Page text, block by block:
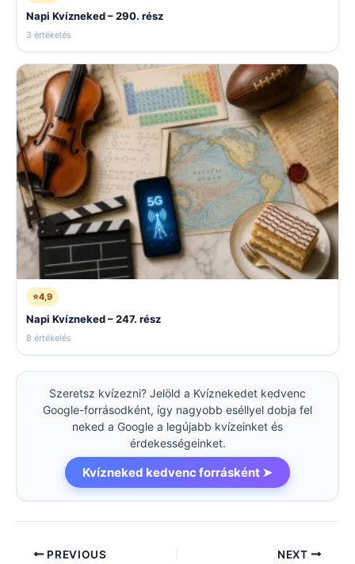
Napi Kvízneked – 290. rész
3 értékelés
⭐4,9
Napi Kvízneked – 247. rész
8 értékelés
Szeretsz kvízezni? Jelöld a Kvíznekedet kedvenc
Google-forrásodként, így nagyobb eséllyel dobja fel
neked a Google a legújabb kvízeinket és
érdekességeinket.
Kvízneked kedvenc forrásként ➤
PREVIOUS NEXT